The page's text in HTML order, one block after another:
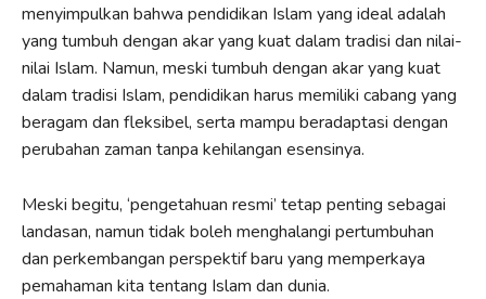
menyimpulkan bahwa pendidikan Islam yang ideal adalah
yang tumbuh dengan akar yang kuat dalam tradisi dan nilai-
nilai Islam. Namun, meski tumbuh dengan akar yang kuat
dalam tradisi Islam, pendidikan harus memiliki cabang yang
beragam dan fleksibel, serta mampu beradaptasi dengan
perubahan zaman tanpa kehilangan esensinya.
Meski begitu, ‘pengetahuan resmi’ tetap penting sebagai
landasan, namun tidak boleh menghalangi pertumbuhan
dan perkembangan perspektif baru yang memperkaya
pemahaman kita tentang Islam dan dunia.